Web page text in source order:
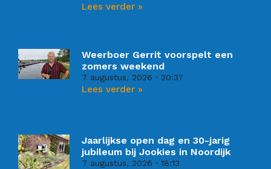
Lees verder »
Weerboer Gerrit voorspelt een
zomers weekend
7 augustus, 2026 20:37
Lees verder »
Jaarlijkse open dag en 30-jarig
jubileum bij Jookies in Noordijk
7 augustus, 2026 18:13